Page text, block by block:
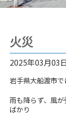
火災
2025年03月03
岩手県大船渡市
雨も降らず、風
ばかり